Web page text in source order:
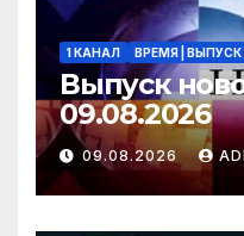
1 КАНАЛ ВРЕМЯ |
Выпуск
09.08.2026
09.08.2026